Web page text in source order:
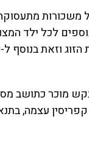
ויכולה לכלול
קבועים ודמי שכירות. רמת ההכנסה השנתית תגדל ב-15,000
מוכר כתושב
קפריסין עצמה,